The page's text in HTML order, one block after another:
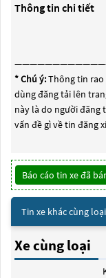
Thông tin chi tiết
* Chú ý:Thông tin rao
dùng đăng tải lên
này là do người đăng
vấn đề gì về tin đăng
Báo cáo tin xe đã
Tin xe khác cùng loại
Xe cùng loại